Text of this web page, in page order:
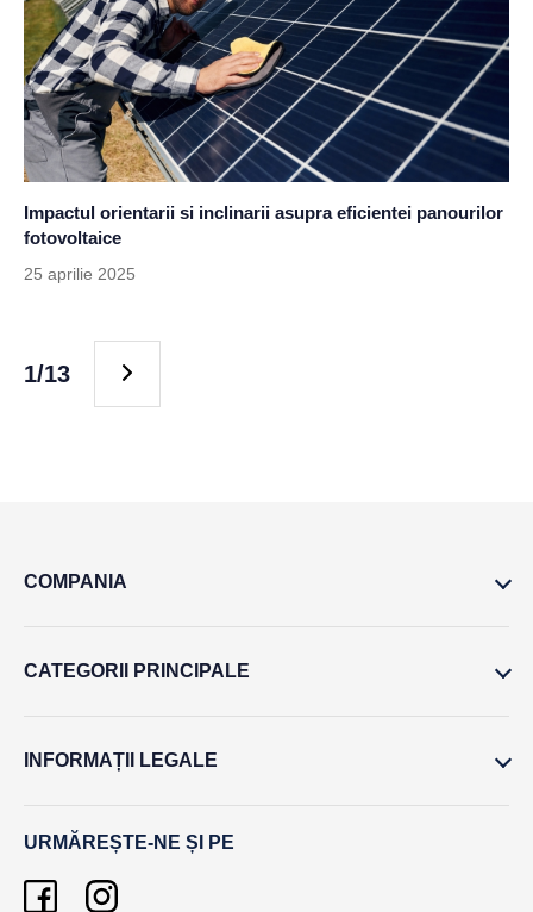
Impactul orientarii si inclinarii asupra eficientei panourilor
fotovoltaice
25 aprilie 2025
1/13
COMPANIA
CATEGORII PRINCIPALE
INFORMAȚII LEGALE
URMĂREȘTE-NE ȘI PE